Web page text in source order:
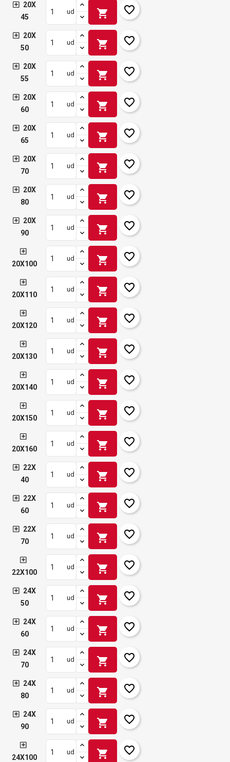
20X
45
ud shopping_cart favorite_border
20X
50
ud shopping_cart favorite_border
20X
55
ud shopping_cart favorite_border
20X
60
ud shopping_cart favorite_border
20X
65
ud shopping_cart favorite_border
20X
70
ud shopping_cart favorite_border
20X
80
ud shopping_cart favorite_border
20X
90
ud shopping_cart favorite_border
20X100
ud shopping_cart favorite_border
20X110
ud shopping_cart favorite_border
20X120
ud shopping_cart favorite_border
20X130
ud shopping_cart favorite_border
20X140
ud shopping_cart favorite_border
20X150
ud shopping_cart favorite_border
20X160
ud shopping_cart favorite_border
22X
40
ud shopping_cart favorite_border
22X
60
ud shopping_cart favorite_border
22X
70
ud shopping_cart favorite_border
22X100
ud shopping_cart favorite_border
24X
50
ud shopping_cart favorite_border
24X
60
ud shopping_cart favorite_border
24X
70
ud shopping_cart favorite_border
24X
80
ud shopping_cart favorite_border
24X
90
ud shopping_cart favorite_border
24X100
ud shopping_cart favorite_border